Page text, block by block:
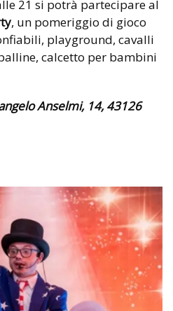
21 si potrà partecipare al
, un pomeriggio di gioco
playground, cavalli
calcetto per bambini
Anselmi, 14, 43126